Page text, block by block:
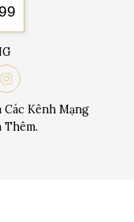
Kênh Mạng
Thêm.